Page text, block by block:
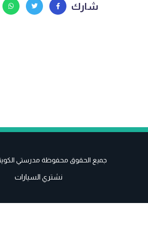
شارك
جميع الحقوق محفوظة مدرستي الكويتية
نشتري السيارات